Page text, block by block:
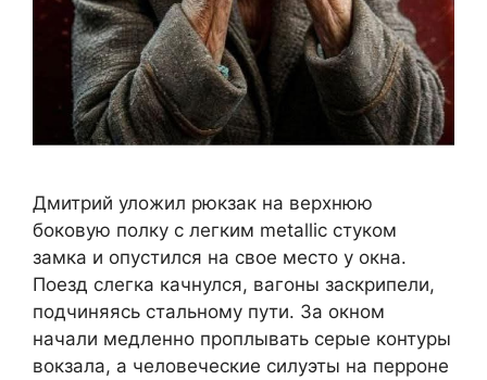
Дмитрий уложил рюкзак на верхнюю
боковую полку с легким metallic стуком
замка и опустился на свое место у окна.
Поезд слегка качнулся, вагоны заскрипели,
подчиняясь стальному пути. За окном
начали медленно проплывать серые контуры
вокзала, а человеческие силуэты на перроне